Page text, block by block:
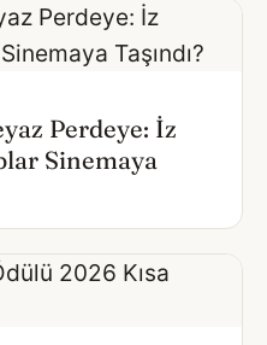
Perdeye: İz
Sinemaya